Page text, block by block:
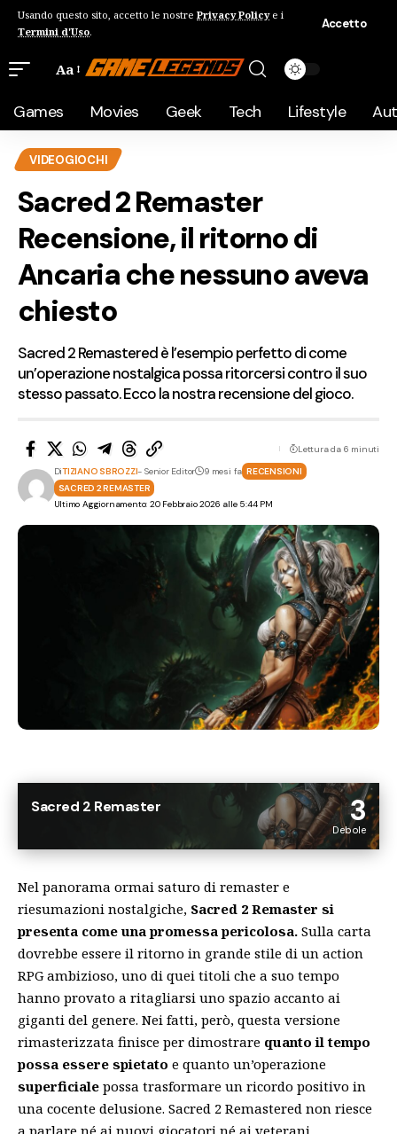
Usando questo sito, accetto le nostre Privacy Policye i
Termini d'Uso.
Accetto
Aa
Games Movies Geek Tech Lifestyle
VIDEOGIOCHI
Sacred 2 Remaster
Recensione, il ritorno di
Ancaria che nessuno aveva
chiesto
Sacred 2 Remastered è l’esempio perfetto di come
un’operazione nostalgica possa ritorcersi contro il suo
stesso passato. Ecco la nostra recensione del gioco.
Ultimo Aggiornamento: 20 Febbraio 2026 alle 5:44 PM
DiTIZIANO SBROZZI- Senior Editor 9 mesi fa RECENSIONI
SACRED 2 REMASTER
Lettura da 6 minuti
3
Debole
Sacred 2 Remaster
Nel panorama ormai saturo di remaster e
riesumazioni nostalgiche, Sacred 2 Remaster si
presenta come una promessa pericolosa. Sulla carta
dovrebbe essere il ritorno in grande stile di un action
RPG ambizioso, uno di quei titoli che a suo tempo
hanno provato a ritagliarsi uno spazio accanto ai
giganti del genere. Nei fatti, però, questa versione
rimasterizzata finisce per dimostrare quanto il tempo
possa essere spietato e quanto un’operazione
superficiale possa trasformare un ricordo positivo in
una cocente delusione. Sacred 2 Remastered non riesce